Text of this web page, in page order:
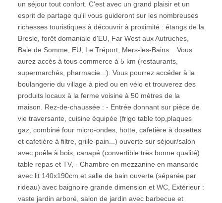
un séjour tout confort. C'est avec un grand plaisir et un
esprit de partage qu'il vous guideront sur les nombreuses
richesses touristiques à découvrir à proximité : étangs de la
Bresle, forêt domaniale d'EU, Far West aux Autruches,
Baie de Somme, EU, Le Tréport, Mers-les-Bains... Vous
aurez accès à tous commerce à 5 km (restaurants,
supermarchés, pharmacie...). Vous pourrez accéder à la
boulangerie du village à pied ou en vélo et trouverez des
produits locaux à la ferme voisine à 50 mètres de la
maison. Rez-de-chaussée : - Entrée donnant sur pièce de
vie traversante, cuisine équipée (frigo table top,plaques
gaz, combiné four micro-ondes, hotte, cafetière à dosettes
et cafetière à filtre, grille-pain...) ouverte sur séjour/salon
avec poêle à bois, canapé (convertible très bonne qualité)
table repas et TV, - Chambre en mezzanine en mansarde
avec lit 140x190cm et salle de bain ouverte (séparée par
rideau) avec baignoire grande dimension et WC, Extérieur :
vaste jardin arboré, salon de jardin avec barbecue et